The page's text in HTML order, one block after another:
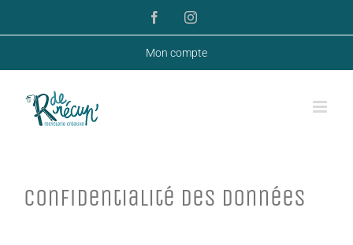
au
FacebookInstagram
Mon compte
Confidentialité des données